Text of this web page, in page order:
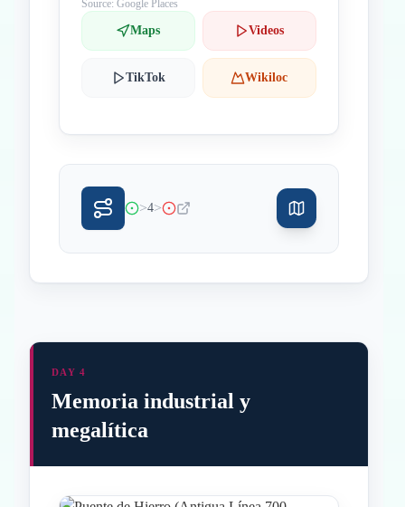
Source: Google Places
Maps Videos
TikTok Wikiloc
>4>
DAY 4
Memoria industrial y
megalítica